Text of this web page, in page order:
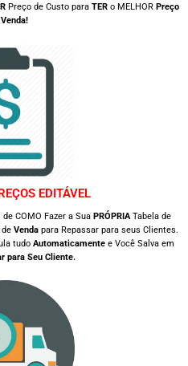
Preço de Custo para TERo MELHOR Preço
EDITÁVEL
de COMO Fazer a Sua PRÓPRIATabela de
Vendapara Repassar para seus Clientes.
tudo Automaticamentee Você Salva em
para Seu Cliente.